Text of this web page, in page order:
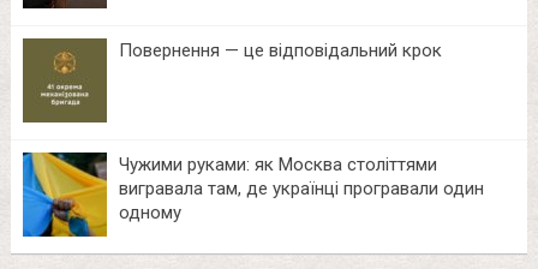
Повернення — це відповідальний крок
Чужими руками: як Москва століттями
вигравала там, де українці програвали один
одному